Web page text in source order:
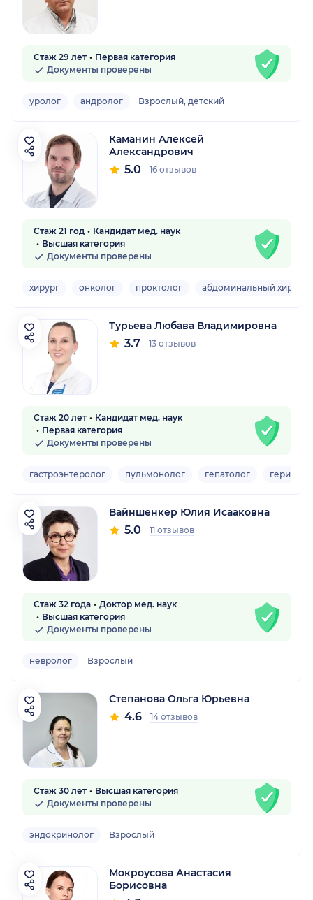
Стаж 29 лет
Первая категория
Документы проверены
уролог андролог Взрослый, детский
Каманин Алексей
Александрович
5.0 16 отзывов
Стаж 21 год
Кандидат мед. наук
Высшая категория
Документы проверены
хирург онколог проктолог абдоминальный хирург
Турьева Любава Владимировна
3.7 13 отзывов
Стаж 20 лет
Кандидат мед. наук
Первая категория
Документы проверены
гастроэнтеролог пульмонолог гепатолог гериатр
Вайншенкер Юлия Исааковна
5.0 11 отзывов
Стаж 32 года
Доктор мед. наук
Высшая категория
Документы проверены
невролог Взрослый
Степанова Ольга Юрьевна
4.6 14 отзывов
Стаж 30 лет
Высшая категория
Документы проверены
эндокринолог Взрослый
Мокроусова Анастасия
Борисовна